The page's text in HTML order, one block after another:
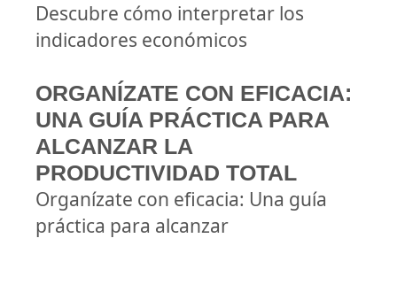
Descubre cómo interpretar los
indicadores económicos
ORGANÍZATE CON EFICACIA:
UNA GUÍA PRÁCTICA PARA
ALCANZAR LA
PRODUCTIVIDAD TOTAL
Organízate con eficacia: Una guía
práctica para alcanzar